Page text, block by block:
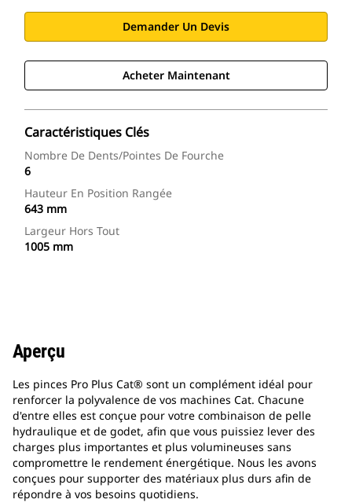
Demander Un Devis
Acheter Maintenant
Caractéristiques Clés
Nombre De Dents/pointes De Fourche
6
Hauteur En Position Rangée
643 mm
Largeur Hors Tout
1005 mm
Aperçu
Les pinces Pro Plus Cat® sont un complément idéal pour
renforcer la polyvalence de vos machines Cat. Chacune
d'entre elles est conçue pour votre combinaison de pelle
hydraulique et de godet, afin que vous puissiez lever des
charges plus importantes et plus volumineuses sans
compromettre le rendement énergétique. Nous les avons
conçues pour supporter des matériaux plus durs afin de
répondre à vos besoins quotidiens.